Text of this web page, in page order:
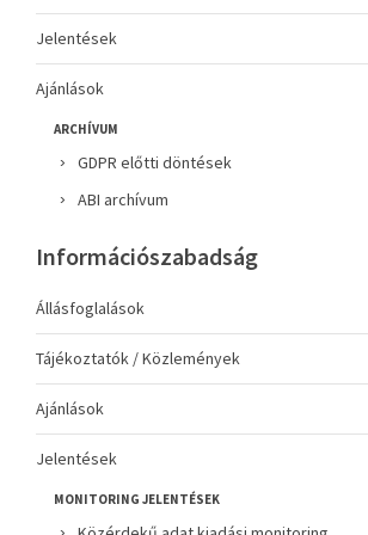
Jelentések
Ajánlások
ARCHÍVUM
GDPR előtti döntések
ABI archívum
Információszabadság
Állásfoglalások
Tájékoztatók / Közlemények
Ajánlások
Jelentések
MONITORING JELENTÉSEK